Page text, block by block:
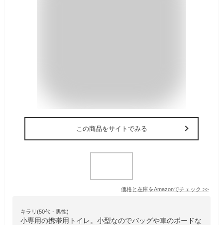
この商品をサイトでみる
価格と在庫をAmazonでチェック >>
キラリ(50代・男性)
小専用の携帯用トイレ。小型なのでバッグや車のボードな